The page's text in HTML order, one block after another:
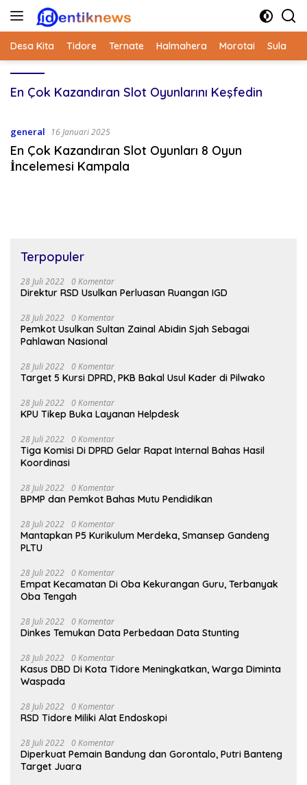
Langsung
Desa Kita Tidore Ternate Halmahera Morotai Sula
En Çok Kazandıran Slot Oyunlarını Keşfedin
general 16 Januari 2025
En Çok Kazandıran Slot Oyunları 8 Oyun
İncelemesi Kampala
Terpopuler
28 Juli 2022 0 Komentar
Direktur RSD Usulkan Perluasan Ruangan IGD
28 Juli 2022 0 Komentar
Pemkot Usulkan Sultan Zainal Abidin Sjah Sebagai
Pahlawan Nasional
28 Juli 2022 0 Komentar
Target 5 Kursi DPRD, PKB Bakal Usul Kader di Pilwako
28 Juli 2022 0 Komentar
KPU Tikep Buka Layanan Helpdesk
28 Juli 2022 0 Komentar
Tiga Komisi Di DPRD Gelar Rapat Internal Bahas Hasil
Koordinasi
28 Juli 2022 0 Komentar
BPMP dan Pemkot Bahas Mutu Pendidikan
28 Juli 2022 0 Komentar
Mantapkan P5 Kurikulum Merdeka, Smansep Gandeng
PLTU
28 Juli 2022 0 Komentar
Empat Kecamatan Di Oba Kekurangan Guru, Terbanyak
Oba Tengah
28 Juli 2022 0 Komentar
Dinkes Temukan Data Perbedaan Data Stunting
28 Juli 2022 0 Komentar
Kasus DBD Di Kota Tidore Meningkatkan, Warga Diminta
Waspada
28 Juli 2022 0 Komentar
RSD Tidore Miliki Alat Endoskopi
28 Juli 2022 0 Komentar
Diperkuat Pemain Bandung dan Gorontalo, Putri Banteng
Target Juara